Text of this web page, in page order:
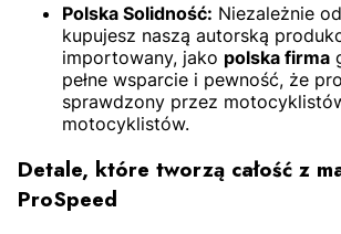
Polska Solidność: Niezależnie
kupujesz naszą autorską
importowany, jako polska firma
pełne wsparcie i pewność, że
sprawdzony przez
motocyklistów.
Detale, które tworzą całość z
ProSpeed